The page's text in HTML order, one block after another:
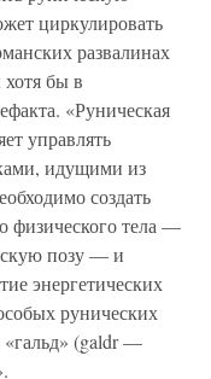
циркулировать
развалинах
бы в
«Руническая
управлять
идущими из
создать
физического тела —
позу — и
энергетических
рунических
«гальд» (galdr —